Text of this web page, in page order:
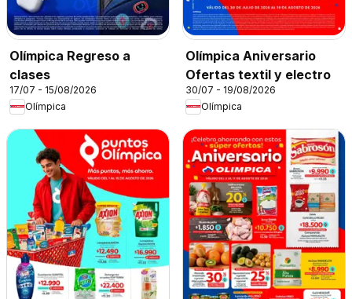
Olímpica Regreso a
clases
17/07 - 15/08/2026
Olímpica
Olímpica Aniversario
Ofertas textil y electro
30/07 - 19/08/2026
Olímpica